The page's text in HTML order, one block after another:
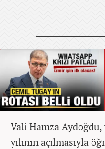
Vali Hamza
yılının açılmasıyla